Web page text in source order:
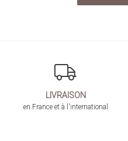
LIVRAISON
en France et à l'international